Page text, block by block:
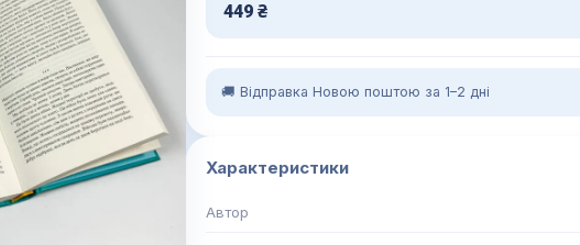
449 ₴
🚚 Відправка Новою поштою за 1–2 дні
Характеристики
Автор